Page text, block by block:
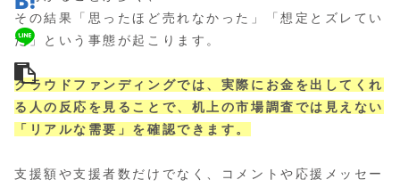
その結果「思ったほど売れなかった」「想定とズレてい
た」という事態が起こります。
クラウドファンディングでは、実際にお金を出してくれ
る人の反応を見ることで、机上の市場調査では見えない
「リアルな需要」を確認できます。
支援額や支援者数だけでなく、コメントや応援メッセー